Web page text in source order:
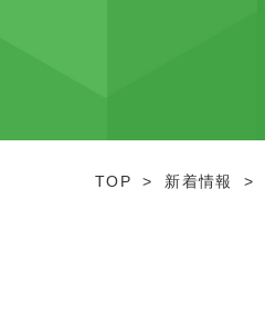
TOP > 新着情報 >